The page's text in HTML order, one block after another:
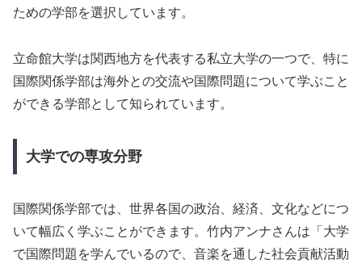
ための学部を選択しています。
立命館大学は関西地方を代表する私立大学の一つで、特に
国際関係学部は海外との交流や国際問題について学ぶこと
ができる学部として知られています。
大学での専攻分野
国際関係学部では、世界各国の政治、経済、文化などにつ
いて幅広く学ぶことができます。竹内アンナさんは「大学
で国際問題を学んでいるので、音楽を通した社会貢献活動